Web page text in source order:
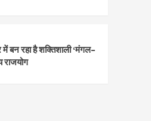
में बन रहा है शक्तिशाली ‘मंगल–
राजयोग